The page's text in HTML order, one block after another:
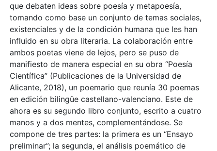
que debaten ideas sobre poesía y metapoesía,
tomando como base un conjunto de temas sociales,
existenciales y de la condición humana que les han
influido en su obra literaria. La colaboración entre
ambos poetas viene de lejos, pero se puso de
manifiesto de manera especial en su obra “Poesía
Científica” (Publicaciones de la Universidad de
Alicante, 2018), un poemario que reunía 30 poemas
en edición bilingüe castellano-valenciano. Este de
ahora es su segundo libro conjunto, escrito a cuatro
manos y a dos mentes, complementándose. Se
compone de tres partes: la primera es un “Ensayo
preliminar”; la segunda, el análisis poemático de